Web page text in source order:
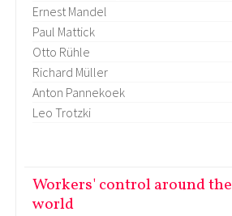
Ernest Mandel
Paul Mattick
Otto Rühle
Richard Müller
Anton Pannekoek
Leo Trotzki
Workers' control around the
world